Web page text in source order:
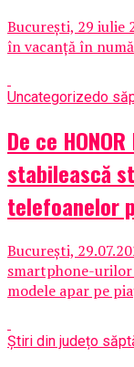
București, 29 iulie
în vacanță în
Uncategorizedo
De ce
stabilească
telefoanelor
București,
smartphone-urilor
modele apar pe
Știri din județo